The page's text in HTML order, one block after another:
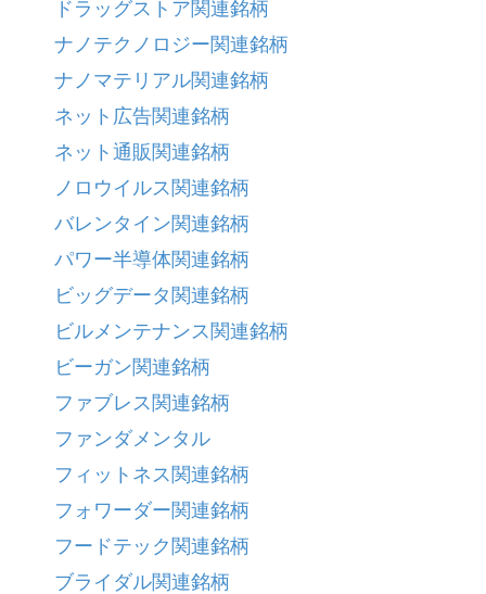
ドラッグストア関連銘柄
ナノテクノロジー関連銘柄
ナノマテリアル関連銘柄
ネット広告関連銘柄
ネット通販関連銘柄
ノロウイルス関連銘柄
バレンタイン関連銘柄
パワー半導体関連銘柄
ビッグデータ関連銘柄
ビルメンテナンス関連銘柄
ビーガン関連銘柄
ファブレス関連銘柄
ファンダメンタル
フィットネス関連銘柄
フォワーダー関連銘柄
フードテック関連銘柄
ブライダル関連銘柄